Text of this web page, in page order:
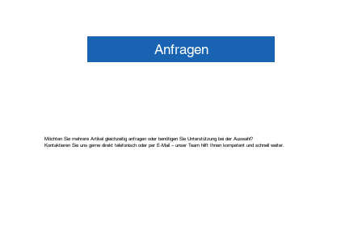
Anfragen
Möchten Sie mehrere Artikel gleichzeitig anfragen oder benötigen Sie Unterstützung bei der Auswahl?
Kontaktieren Sie uns gerne direkt telefonisch oder per E-Mail – unser Team hilft Ihnen kompetent und schnell weiter.